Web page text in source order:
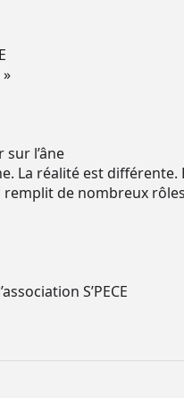
l’âne
La réalité est différente.
de nombreux
S’PECE